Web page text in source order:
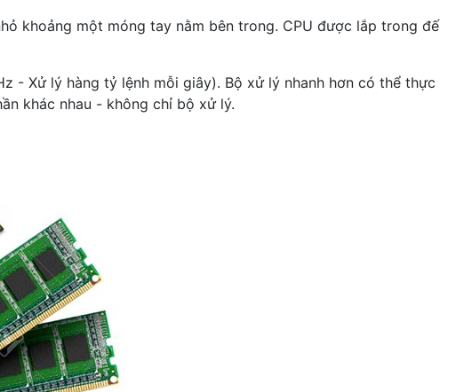
khoảng một móng tay nằm bên trong. CPU được lắp trong đế
- Xử lý hàng tỷ lệnh mỗi giây). Bộ xử lý nhanh hơn có thể thực
khác nhau - không chỉ bộ xử lý.